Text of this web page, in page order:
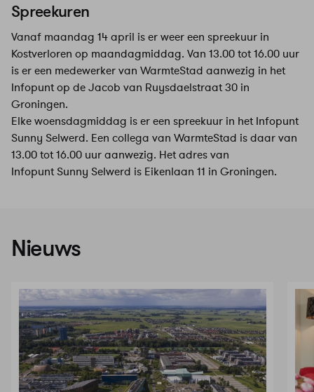
Spreekuren
Vanaf maandag 14 april is er weer een spreekuur in
Kostverloren op maandagmiddag. Van 13.00 tot 16.00 uur
is er een medewerker van WarmteStad aanwezig in het
Infopunt op de Jacob van Ruysdaelstraat 30 in
Groningen.
Elke woensdagmiddag is er een spreekuur in het Infopunt
Sunny Selwerd. Een collega van WarmteStad is daar van
13.00 tot 16.00 uur aanwezig. Het adres van
Infopunt Sunny Selwerd is Eikenlaan 11 in Groningen.
Nieuws